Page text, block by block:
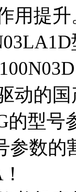
用提升
动的
的型号
参数